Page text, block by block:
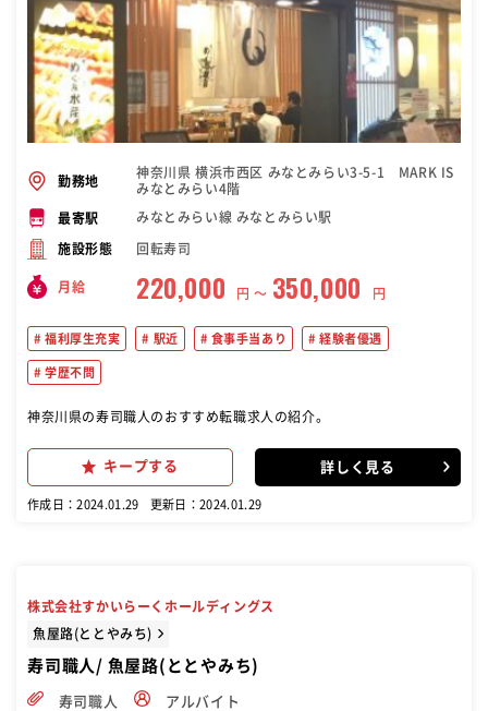
勤務地
神奈川県 横浜市西区 みなとみらい3-5-1 MARK IS
みなとみらい4階
最寄駅 みなとみらい線 みなとみらい駅
施設形態 回転寿司
月給 220,000 円 〜 350,000 円
福利厚生充実 駅近 食事手当あり 経験者優遇
学歴不問
神奈川県の寿司職人のおすすめ転職求人の紹介。
キープする 詳しく見る
作成日：2024.01.29 更新日：2024.01.29
株式会社すかいらーくホールディングス
魚屋路(ととやみち)
寿司職人/ 魚屋路(ととやみち)
寿司職人 アルバイト